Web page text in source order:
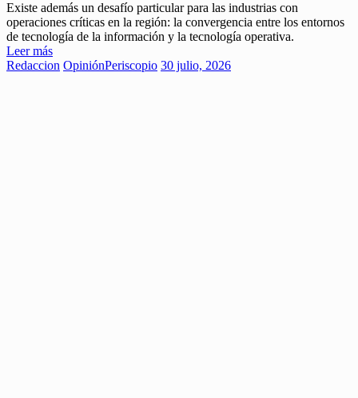
Existe además un desafío particular para las industrias con
operaciones críticas en la región: la convergencia entre los entornos
de tecnología de la información y la tecnología operativa.
Leer más
Redaccion OpiniónPeriscopio 30 julio, 2026